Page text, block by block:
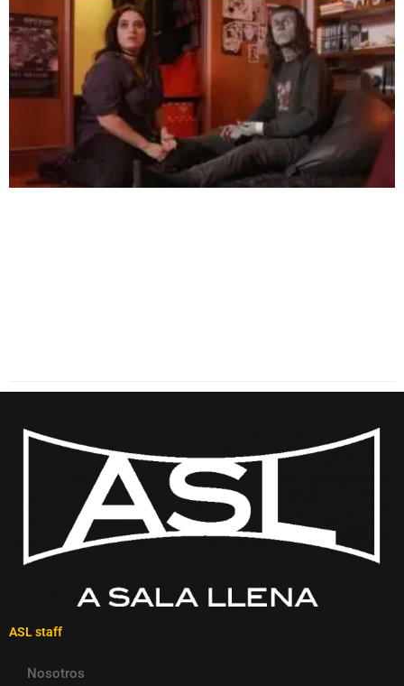
ASL staff
Nosotros